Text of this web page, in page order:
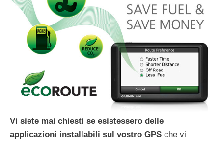
Vi siete mai chiesti se esistessero delle
applicazioni installabili sul vostro GPS che vi